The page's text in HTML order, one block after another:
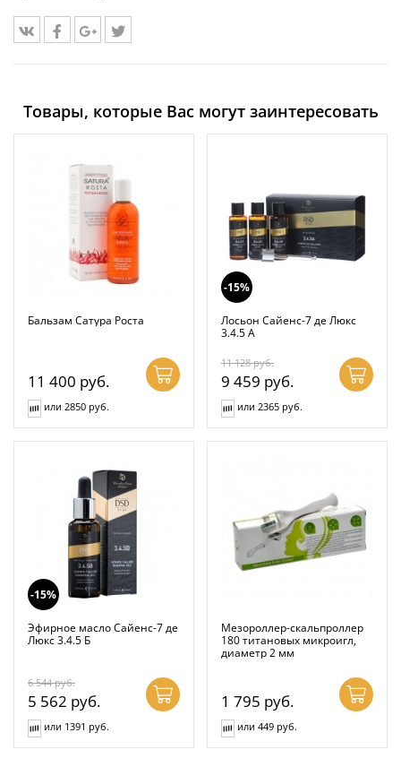
Товары, которые Вас могут заинтересовать
Бальзам Сатура Роста
11 400 руб.
или 2850 руб.
-15%
Лосьон Сайенс-7 де Люкс
3.4.5 А
11 128руб.
9 459 руб.
или 2365 руб.
-15%
Эфирное масло Сайенс-7 де
Люкс 3.4.5 Б
6 544руб.
5 562 руб.
или 1391 руб.
Мезороллер-скальпроллер
180 титановых микроигл,
диаметр 2 мм
1 795 руб.
или 449 руб.